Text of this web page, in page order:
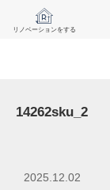
リノベーションをする
14262sku_2
2025.12.02